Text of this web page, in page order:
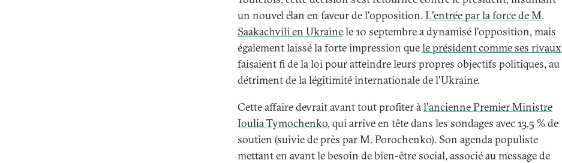
un nouvel élan en faveur de l'opposition.L'entrée par la force de M.
Saakachvili en Ukrainele 10 septembre a dynamisé l'opposition, mais
également laissé la forte impression quele président comme ses rivaux
faisaient fi de la loi pour atteindre leurs propres objectifs politiques, au
détriment de la légitimité internationale de l'Ukraine.
Cette affaire devrait avant tout profiter àl'ancienne Premier Ministre
Ioulia Tymochenko, qui arrive en tête dans les sondages avec 13,5 % de
soutien (suivie de près par M. Porochenko). Son agenda populiste
mettant en avant le besoin de bien-être social, associé au message de